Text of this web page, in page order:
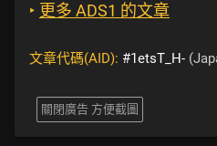
‣ 更多 ADS1 的文章
文章代碼(AID): #1etsT_H-
關閉廣告 方便截圖